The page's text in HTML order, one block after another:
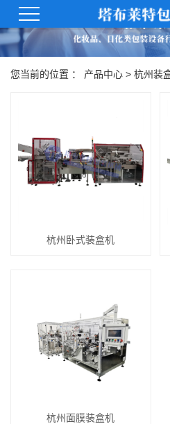
您当前的位置 ： 产品中心 > 杭州装
杭州卧式装盒机
杭州面膜装盒机